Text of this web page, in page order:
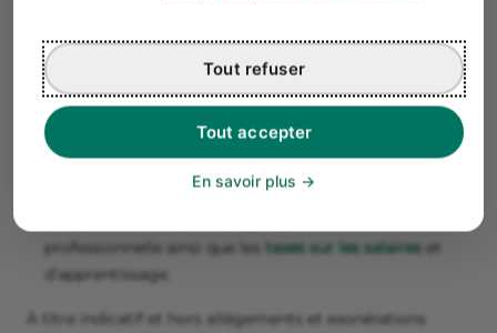
Tout accepter
Tout refuser
En savoir plus
le salaire brut : il est composé du salaire net et des
cotisations salariales ;
les charges patronales : elles sont calculées sur la base
du salaire brut. Il s'agit des cotisations d'assurance
d’accident du travail, d’assurance chômage, de retraite
professionnelle ainsi que les taxes sur les salaires et
d’apprentissage.
À titre indicatif et hors allégements et exonérations